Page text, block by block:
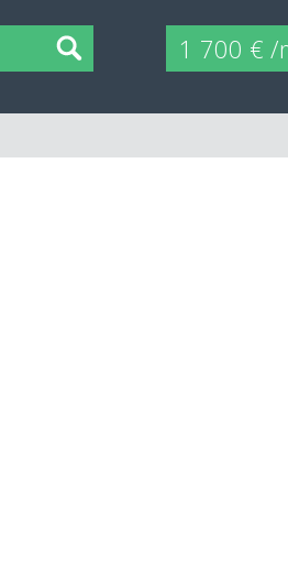
1 700 € /